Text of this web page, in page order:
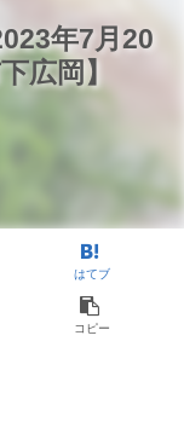
年7月20
広岡】
はてブ
コピー